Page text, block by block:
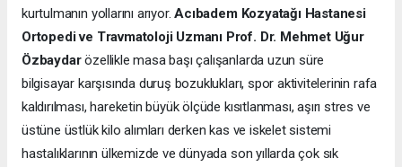
kurtulmanın yollarını arıyor.Acıbadem Kozyatağı Hastanesi
Ortopedi ve Travmatoloji Uzmanı Prof. Dr. Mehmet Uğur
Özbaydarözellikle masa başı çalışanlarda uzun süre
bilgisayar karşısında duruş bozuklukları, spor aktivitelerinin rafa
kaldırılması, hareketin büyük ölçüde kısıtlanması, aşırı stres ve
üstüne üstlük kilo alımları derken kas ve iskelet sistemi
hastalıklarının ülkemizde ve dünyada son yıllarda çok sık